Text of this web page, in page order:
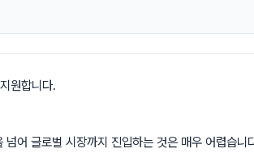
원합니다.
어 글로벌 시장까지 진입하는 것은 매우 어렵습니